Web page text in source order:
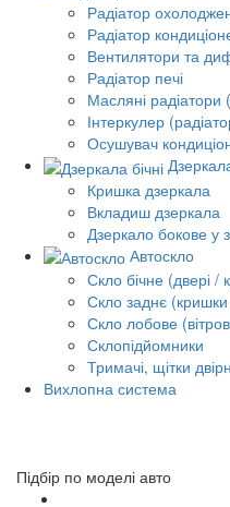
Радіатор
Радіатор
Вентилятори та
Радіатор печі
Масляні радіатори
Інтеркулер
Осушувач
Кришка дзеркала
Вкладиш дзеркала
Дзеркало бокове у
Автоскло
Скло бічне (двері /
Скло заднє
Скло лобове
Склопідйомники
Тримачі, щітки
Вихлопна система
Підбір по моделі авто